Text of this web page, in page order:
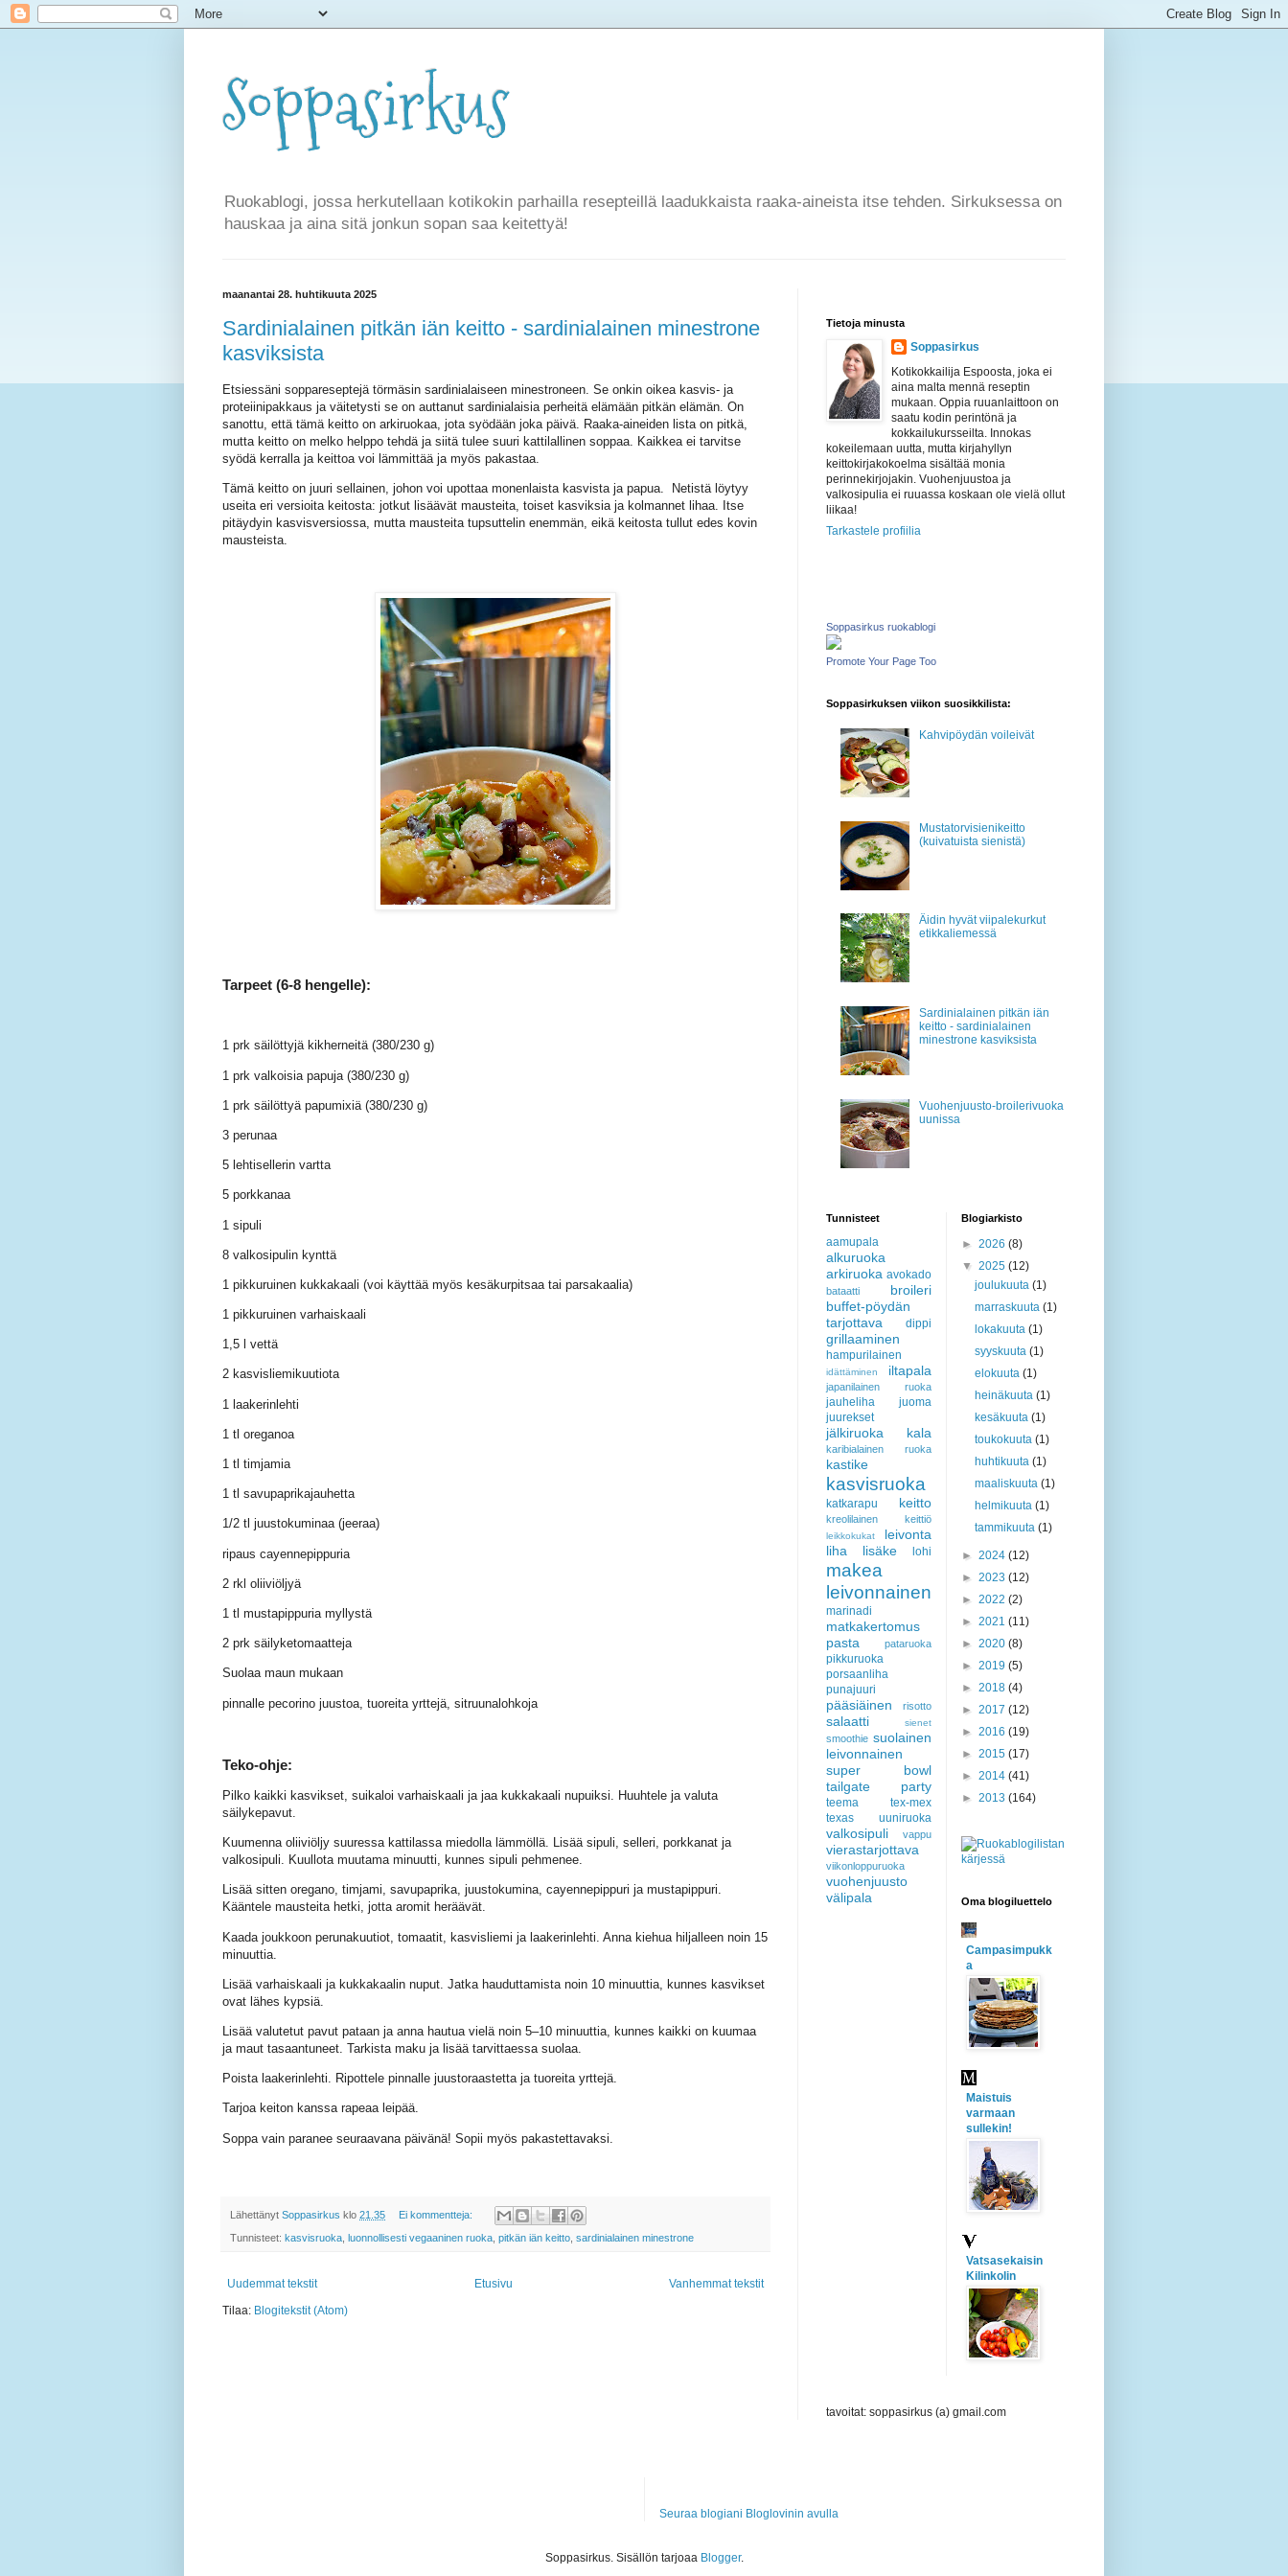
Soppasirkus
Ruokablogi, jossa herkutellaan kotikokin parhailla resepteillä laadukkaista raaka-aineista itse tehden. Sirkuksessa on
hauskaa ja aina sitä jonkun sopan saa keitettyä!
maanantai 28. huhtikuuta 2025
Sardinialainen pitkän iän keitto - sardinialainen minestrone
kasviksista
Etsiessäni soppareseptejä törmäsin sardinialaiseen minestroneen. Se onkin oikea kasvis- ja
proteiinipakkaus ja väitetysti se on auttanut sardinialaisia perheitä elämään pitkän elämän. On
sanottu, että tämä keitto on arkiruokaa, jota syödään joka päivä. Raaka-aineiden lista on pitkä,
mutta keitto on melko helppo tehdä ja siitä tulee suuri kattilallinen soppaa. Kaikkea ei tarvitse
syödä kerralla ja keittoa voi lämmittää ja myös pakastaa.
Tämä keitto on juuri sellainen, johon voi upottaa monenlaista kasvista ja papua. Netistä löytyy
useita eri versioita keitosta: jotkut lisäävät mausteita, toiset kasviksia ja kolmannet lihaa. Itse
pitäydyin kasvisversiossa, mutta mausteita tupsuttelin enemmän, eikä keitosta tullut edes kovin
mausteista.
Tarpeet (6-8 hengelle):
1 prk säilöttyjä kikherneitä (380/230 g)
1 prk valkoisia papuja (380/230 g)
1 prk säilöttyä papumixiä (380/230 g)
3 perunaa
5 lehtisellerin vartta
5 porkkanaa
1 sipuli
8 valkosipulin kynttä
1 pikkuruinen kukkakaali (voi käyttää myös kesäkurpitsaa tai parsakaalia)
1 pikkuruinen varhaiskaali
1,5 l vettä
2 kasvisliemikuutiota
1 laakerinlehti
1 tl oreganoa
1 tl timjamia
1 tl savupaprikajauhetta
1/2 tl juustokuminaa (jeeraa)
ripaus cayennepippuria
2 rkl oliiviöljyä
1 tl mustapippuria myllystä
2 prk säilyketomaatteja
Suolaa maun mukaan
pinnalle pecorino juustoa, tuoreita yrttejä, sitruunalohkoja
Teko-ohje:
Pilko kaikki kasvikset, suikaloi varhaiskaali ja jaa kukkakaali nupuiksi. Huuhtele ja valuta
säilykepavut.
Kuumenna oliiviöljy suuressa kattilassa miedolla lämmöllä. Lisää sipuli, selleri, porkkanat ja
valkosipuli. Kuullota muutama minuutti, kunnes sipuli pehmenee.
Lisää sitten oregano, timjami, savupaprika, juustokumina, cayennepippuri ja mustapippuri.
Kääntele mausteita hetki, jotta aromit heräävät.
Kaada joukkoon perunakuutiot, tomaatit, kasvisliemi ja laakerinlehti. Anna kiehua hiljalleen noin 15
minuuttia.
Lisää varhaiskaali ja kukkakaalin nuput. Jatka hauduttamista noin 10 minuuttia, kunnes kasvikset
ovat lähes kypsiä.
Lisää valutetut pavut pataan ja anna hautua vielä noin 5–10 minuuttia, kunnes kaikki on kuumaa
ja maut tasaantuneet. Tarkista maku ja lisää tarvittaessa suolaa.
Poista laakerinlehti. Ripottele pinnalle juustoraastetta ja tuoreita yrttejä.
Tarjoa keiton kanssa rapeaa leipää.
Soppa vain paranee seuraavana päivänä! Sopii myös pakastettavaksi.
Lähettänyt Soppasirkus klo 21.35 Ei kommentteja:
Tunnisteet: kasvisruoka luonnollisesti vegaaninen ruoka pitkän iän keitto sardinialainen minestrone
Uudemmat tekstit Vanhemmat tekstit
Etusivu
Tilaa: Blogitekstit (Atom)
Tietoja minusta
Soppasirkus
Kotikokkailija Espoosta, joka ei
aina malta mennä reseptin
mukaan. Oppia ruuanlaittoon on
saatu kodin perintönä ja
kokkailukursseilta. Innokas
kokeilemaan uutta, mutta kirjahyllyn
keittokirjakokoelma sisältää monia
perinnekirjojakin. Vuohenjuustoa ja
valkosipulia ei ruuassa koskaan ole vielä ollut
liikaa!
Tarkastele profiilia
Soppasirkus ruokablogi
Promote Your Page Too
Soppasirkuksen viikon suosikkilista:
Kahvipöydän voileivät
Mustatorvisienikeitto
(kuivatuista sienistä)
Äidin hyvät viipalekurkut
etikkaliemessä
Sardinialainen pitkän iän
keitto - sardinialainen
minestrone kasviksista
Vuohenjuusto-broilerivuoka
uunissa
Tunnisteet
aamupala
alkuruoka
arkiruoka avokado
bataatti
broileri
buffet-pöydän
tarjottava
dippi
grillaaminen
hampurilainen
idättäminen iltapala
japanilainen ruoka
jauheliha
juoma
juurekset
jälkiruoka kala
karibialainen ruoka
kastike
kasvisruoka
katkarapu keitto
kreolilainen keittiö
leikkokukat
leivonta
liha
lisäke lohi
makea
leivonnainen
marinadi
matkakertomus
pasta
pataruoka
pikkuruoka
porsaanliha
punajuuri
pääsiäinen risotto
salaatti sienet
smoothie suolainen
leivonnainen
super bowl
tailgate party
teema
tex-mex
texas
uuniruoka
valkosipuli vappu
vierastarjottava
viikonloppuruoka
vuohenjuusto
välipala
Blogiarkisto
► 2026 (8)
▼ 2025 (12)
joulukuuta(1)
marraskuuta(1)
lokakuuta(1)
syyskuuta(1)
elokuuta(1)
heinäkuuta(1)
kesäkuuta(1)
toukokuuta(1)
huhtikuuta(1)
maaliskuuta(1)
helmikuuta(1)
tammikuuta(1)
► 2024 (12)
► 2023 (12)
► 2022 (2)
► 2021 (11)
► 2020 (8)
► 2019 (5)
► 2018 (4)
► 2017 (12)
► 2016 (19)
► 2015 (17)
► 2014 (41)
► 2013 (164)
Oma blogiluettelo
Campasimpukk
a
Maistuis
varmaan
sullekin!
Vatsasekaisin
Kilinkolin
tavoitat: soppasirkus (a) gmail.com
Seuraa blogiani Bloglovinin avulla
Soppasirkus. Sisällön tarjoaa Blogger.